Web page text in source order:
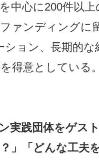
中心に200件以
ァンディングに
ョン、長期的な
得意としている
践団体をゲス
」「どんな工夫